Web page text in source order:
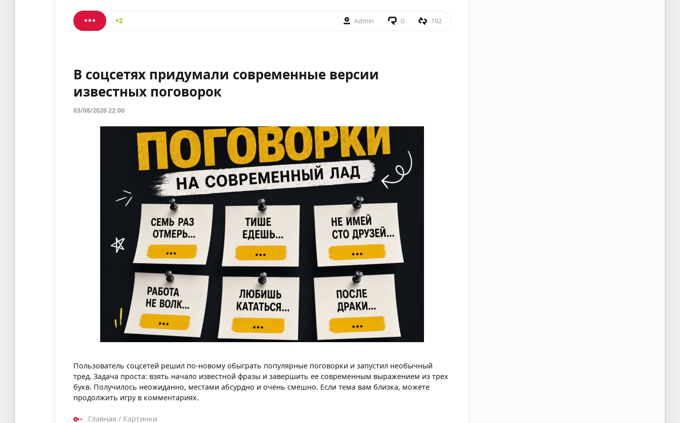
+2 Admin 0 192
В соцсетях придумали современные версии
известных поговорок
03/08/2026 22:00
Пользователь соцсетей решил по-новому обыграть популярные поговорки и запустил необычный
тред. Задача проста: взять начало известной фразы и завершить ее современным выражением из трех
букв. Получилось неожиданно, местами абсурдно и очень смешно. Если тема вам близка, можете
продолжить игру в комментариях.
Главная / Картинки